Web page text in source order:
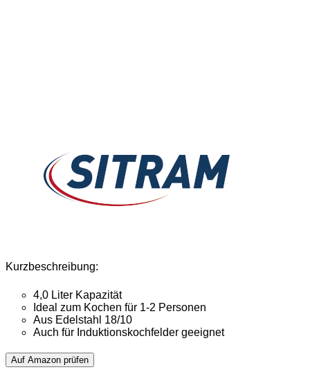
Kurzbeschreibung:
4,0 Liter Kapazität
Ideal zum Kochen für 1-2 Personen
Aus Edelstahl 18/10
Auch für Induktionskochfelder geeignet
Auf Amazon prüfen